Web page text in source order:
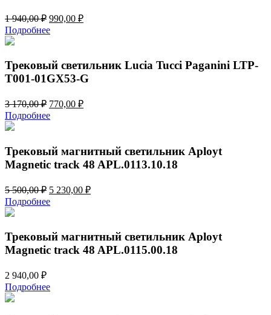
1 940,00₽ Первоначальная
цена
составляла
940,00 ₽.
990,00 ₽Текущая
Подробнее
Трековый светильник Lucia Tucci Paganini LTP-
T001-01GX53-G
3 170,00₽ Первоначальная
цена
составляла
170,00 ₽.
770,00 ₽Текущая
Подробнее
Трековый магнитный светильник Aployt
Magnetic track 48 APL.0113.10.18
5 500,00₽ Первоначальная
цена
составляла
500,00 ₽.
5 230,00 ₽Текущая
Подробнее
Трековый магнитный светильник Aployt
Magnetic track 48 APL.0115.00.18
2 940,00 ₽
Подробнее